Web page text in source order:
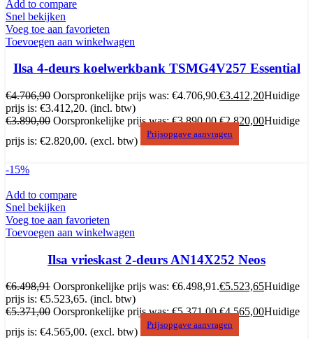
Add to compare
Snel bekijken
Voeg toe aan favorieten
Toevoegen aan winkelwagen
Ilsa 4-deurs koelwerkbank TSMG4V257 Essential
€4.706,90 Oorspronkelijke prijs was: €4.706,90.€3.412,20Huidige
prijs is: €3.412,20. (incl. btw)
€3.890,00 Oorspronkelijke prijs was: €3.890,00.€2.820,00Huidige
prijs is: €2.820,00. (excl. btw)
Prijsopgave aanvragen
-15%
Add to compare
Snel bekijken
Voeg toe aan favorieten
Toevoegen aan winkelwagen
Ilsa vrieskast 2-deurs AN14X252 Neos
€6.498,91 Oorspronkelijke prijs was: €6.498,91.€5.523,65Huidige
prijs is: €5.523,65. (incl. btw)
€5.371,00 Oorspronkelijke prijs was: €5.371,00.€4.565,00Huidige
prijs is: €4.565,00. (excl. btw)
Prijsopgave aanvragen